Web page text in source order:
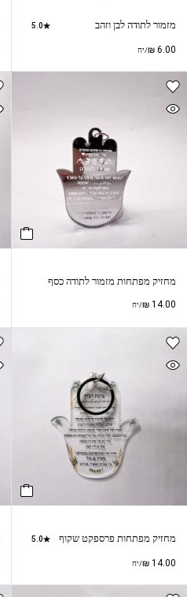
מזמור לתודה לבן וזהב 5.0
₪ 6.00 /יח
מחזיק מפתחות מזמור לתודה כסף
₪ 14.00 /יח
מחזיק מפתחות פרספקט שקוף 5.0
₪ 14.00 /יח